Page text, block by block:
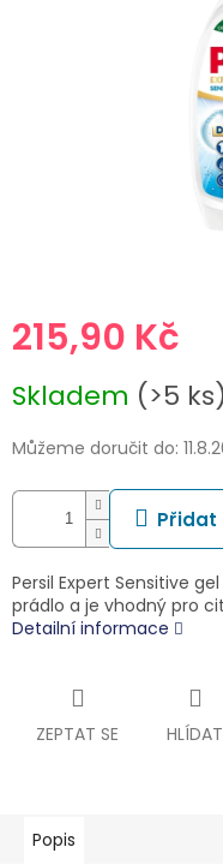
215,90 Kč
cena:
Skladem (>5 ks)
Můžeme doručit do:
Přidat
Persil Expert Sensitive
prádlo a je vhodný pro
Detailní informace
ZEPTAT SE HLÍDAT
Popis